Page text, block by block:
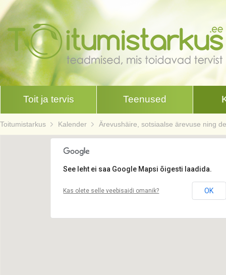
Toit ja tervis Teenused
Toitumistarkus Kalender Ärevushäire, sotsiaalse ärevuse ning
See leht ei saa Google Mapsi õigesti laadida.
Kas olete selle veebisaidi omanik? OK